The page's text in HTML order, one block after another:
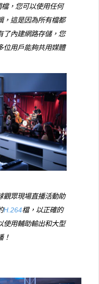
，您可以使用任何
，這是因為所有檔都
了內建網路存儲，您
位用戶能夠共用媒體
觀眾現場直播活動助
H.264檔，以正確的
使用輔助輸出和大型
！